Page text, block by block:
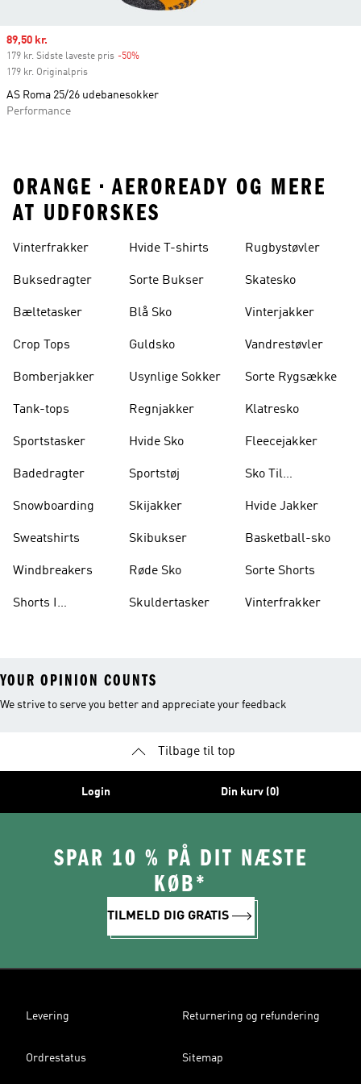
Sale price
89,50 kr.
179 kr. Sidste laveste pris -50%
179 kr. Originalpris
AS Roma 25/26 udebanesokker
Performance
ORANGE • AEROREADY OG MERE
AT UDFORSKES
Vinterfrakker
Buksedragter
Bæltetasker
Crop Tops
Bomberjakker
Tank-tops
Sportstasker
Badedragter
Snowboarding
Sweatshirts
Windbreakers
Shorts I
Hvide T-shirts
Sorte Bukser
Blå Sko
Guldsko
Usynlige Sokker
Regnjakker
Hvide Sko
Sportstøj
Skijakker
Skibukser
Røde Sko
Skuldertasker
Rugbystøvler
Skatesko
Vinterjakker
Vandrestøvler
Sorte Rygsække
Klatresko
Fleecejakker
Sko Til
Hvide Jakker
Basketball-sko
Sorte Shorts
Vinterfrakker
YOUR OPINION COUNTS
We strive to serve you better and appreciate your feedback
Tilbage til top
Login Din kurv (0)
SPAR 10 % PÅ DIT NÆSTE
KØB*
TILMELD DIG GRATIS
Levering Returnering og refundering
Ordrestatus Sitemap